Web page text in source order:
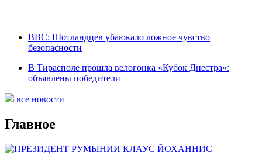
BBC: Шотландцев убаюкало ложное чувство
безопасности
В Тирасполе прошла велогонка «Кубок Днестра»:
объявлены победители
все новости
Главное